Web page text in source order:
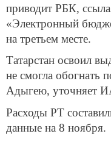
приводит РБК,
«Электронный
на третьем месте.
Татарстан освоил
не смогла обогнать
Адыгею, уточняет
Расходы РТ
данные на 8 ноября.